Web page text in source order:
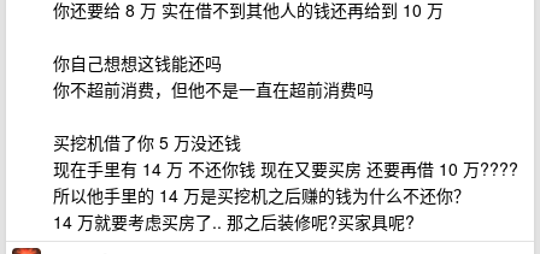
你还要给 8 万 实在借不到其他人的钱还再给到 10 万
你自己想想这钱能还吗
你不超前消费，但他不是一直在超前消费吗
买挖机借了你 5 万没还钱
现在手里有 14 万 不还你钱 现在又要买房 还要再借 10 万????
所以他手里的 14 万是买挖机之后赚的钱为什么不还你？
14 万就要考虑买房了.. 那之后装修呢?买家具呢?